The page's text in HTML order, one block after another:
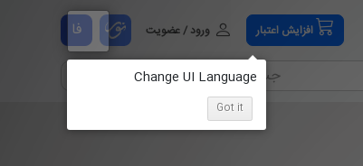
افزایش اعتبار ورود / عضویت فا
Got it